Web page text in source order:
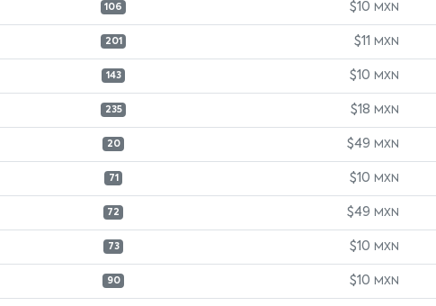
106 $10 MXN
201 $11 MXN
143 $10 MXN
235 $18 MXN
20 $49 MXN
71 $10 MXN
72 $49 MXN
73 $10 MXN
90 $10 MXN